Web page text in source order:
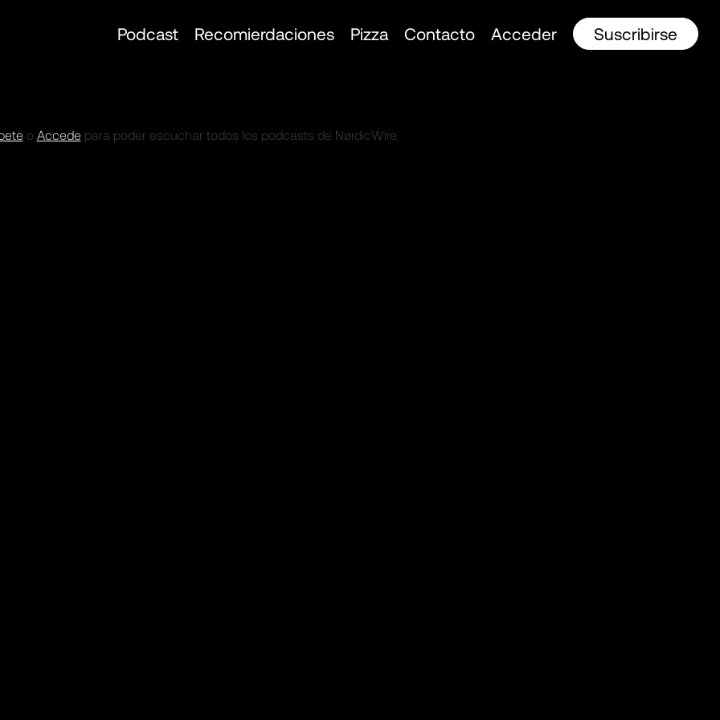
Suscribirse
Acceder
Contacto
Pizza
Recomierdaciones
Podcast
o Accedepara poder escuchar todos los podcasts de NørdicWire.